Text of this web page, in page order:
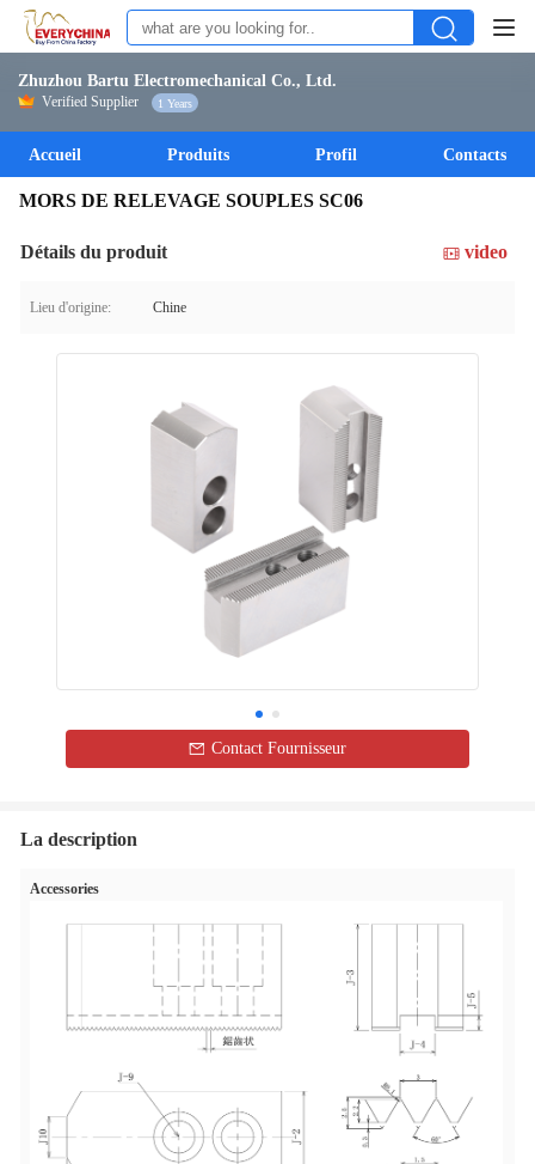
Zhuzhou Bartu Electromechanical Co., Ltd.
Verified Supplier 1 Years
Accueil Produits Profil Contacts
MORS DE RELEVAGE SOUPLES SC06
Détails du produit video
Lieu d'origine: Chine
Contact Fournisseur
La description
Accessories